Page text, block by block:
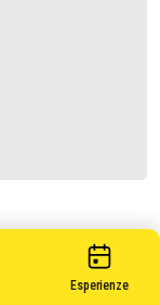
Esperienze